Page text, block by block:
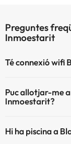
Preguntes
Inmoestarit
Té connexió wifi
Puc allotjar-me
Inmoestarit?
pagament directe a
Hi ha piscina a